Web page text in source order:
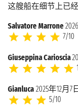
这艘船在细节上已
Salvatore Marrone
7/10
Giuseppina Carioscia
Gianluca 2025年12月7
5/10